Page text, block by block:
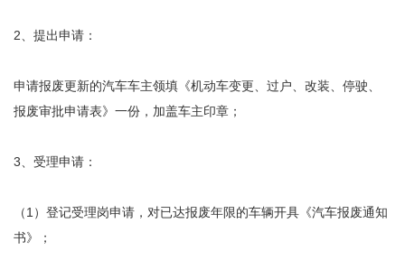
2、提出申请：
申请报废更新的汽车车主领填《机动车变更、过户、改装、停驶、
报废审批申请表》一份，加盖车主印章；
3、受理申请：
（1）登记受理岗申请，对已达报废年限的车辆开具《汽车报废通知
书》；